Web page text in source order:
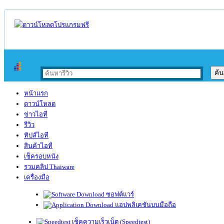
หน้าแรก
ดาวน์โหลด
ข่าวไอที
รีวิว
ทิปส์ไอที
สินค้าไอที
เช็ครอบหนัง
รวมคลิป Thaiware
เครื่องมือ
ซอฟต์แวร์
แอปพลิเคชันบนมือถือ
เช็คความเร็วเน็ต (Speedtest)